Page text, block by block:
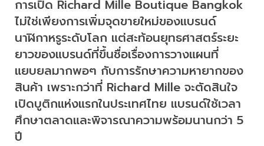
การเปิด Richard Mille Boutique Bangkok
ไม่ใช่เพียงการเพิ่มจุดขายใหม่ของแบรนด์
นาฬิกาหรูระดับโลก แต่สะท้อนยุทธศาสตร์ระยะ
ยาวของแบรนด์ที่ขึ้นชื่อเรื่องการวางแผนที่
แยบยลมากพอๆ กับการรักษาความหายากของ
สินค้า เพราะกว่าที่ Richard Mille จะตัดสินใจ
เปิดบูติกแห่งแรกในประเทศไทย แบรนด์ใช้เวลา
ศึกษาตลาดและพิจารณาความพร้อมนานกว่า 5
ปี